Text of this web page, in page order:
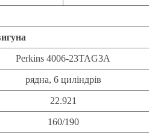
Perkins 4006-23TAG3A
рядна, 6 циліндрів
22.921
160/190